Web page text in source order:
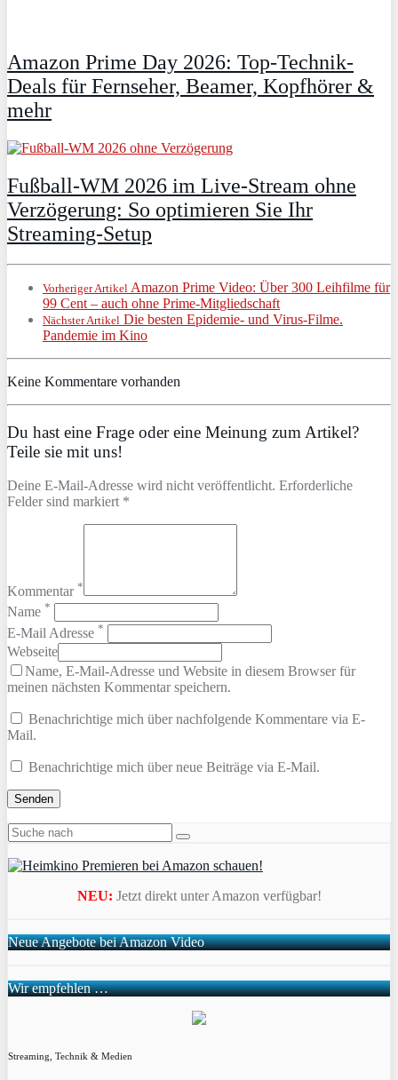
Amazon Prime Day 2026: Top-Technik-
Deals für Fernseher, Beamer, Kopfhörer &
mehr
Fußball-WM 2026 im Live-Stream ohne
Verzögerung: So optimieren Sie Ihr
Streaming-Setup
Vorheriger Artikel Amazon Prime Video: Über 300 Leihfilme für
99 Cent – auch ohne Prime-Mitgliedschaft
Nächster Artikel Die besten Epidemie- und Virus-Filme.
Pandemie im Kino
Keine Kommentare vorhanden
Du hast eine Frage oder eine Meinung zum Artikel?
Teile sie mit uns!
Deine E-Mail-Adresse wird nicht veröffentlicht. Erforderliche
Felder sind markiert *
Kommentar *
Name *
E-Mail Adresse *
Webseite
Name, E-Mail-Adresse und Website in diesem Browser für
meinen nächsten Kommentar speichern.
Benachrichtige mich über nachfolgende Kommentare via E-
Mail.
Benachrichtige mich über neue Beiträge via E-Mail.
NEU: Jetzt direkt unter Amazon verfügbar!
Neue Angebote bei Amazon Video
Wir empfehlen …
Streaming, Technik & Medien